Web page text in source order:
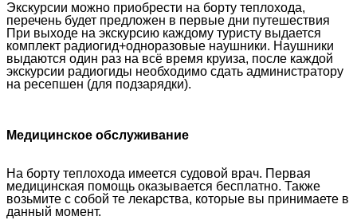
Экскурсии можно приобрести на борту теплохода,
перечень будет предложен в первые дни путешествия
При выходе на экскурсию каждому туристу выдается
комплект радиогид+одноразовые наушники. Наушники
выдаются один раз на всё время круиза, после каждой
экскурсии радиогиды необходимо сдать администратору
на ресепшен (для подзарядки).
Медицинское обслуживание
На борту теплохода имеется судовой врач. Первая
медицинская помощь оказывается бесплатно. Также
возьмите с собой те лекарства, которые вы принимаете в
данный момент.